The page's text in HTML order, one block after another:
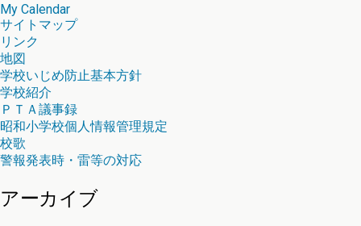
My Calendar
サイトマップ
リンク
地図
学校いじめ防止基本方針
学校紹介
ＰＴＡ議事録
昭和小学校個人情報管理規定
校歌
警報発表時・雷等の対応
アーカイブ